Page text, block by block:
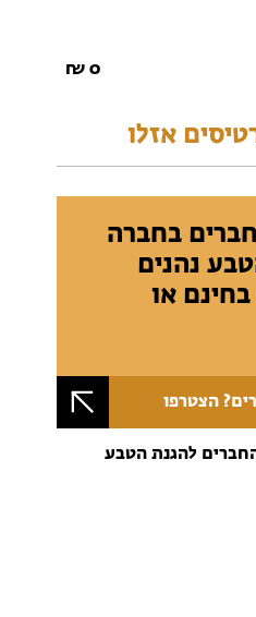
0
₪
אזלו
בחברה
נהנים
בחינם או
הצטרפו
להגנת הטבע